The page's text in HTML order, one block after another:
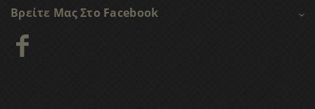
Βρείτε Μας Στο Facebook